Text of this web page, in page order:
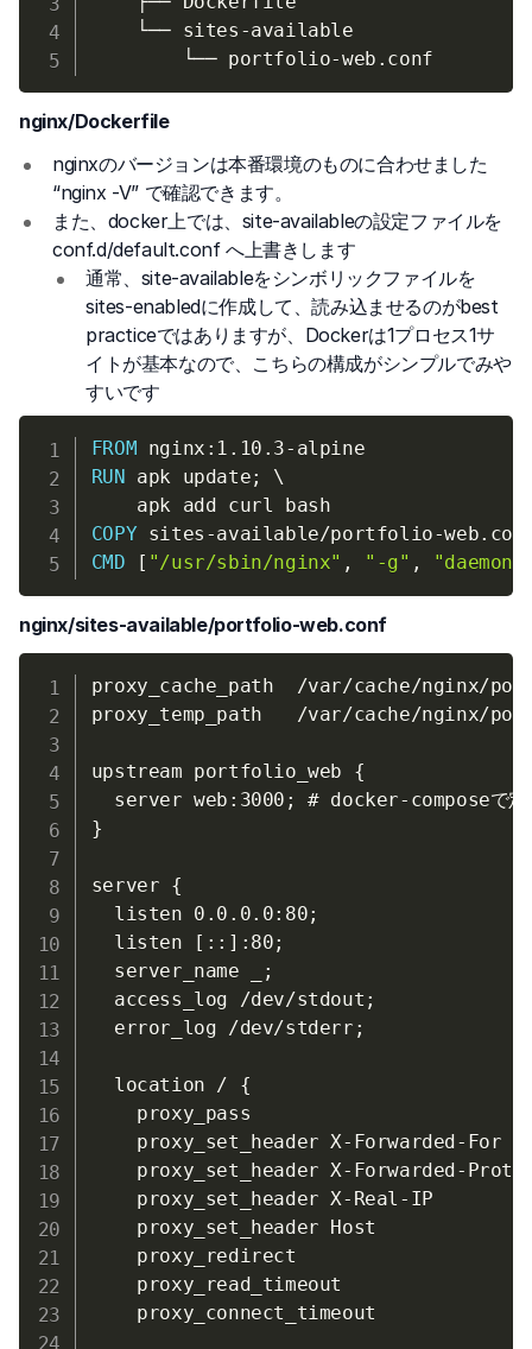
    └── sites-available
nginx/Dockerfile
nginxのバージョンは本番環境のものに合わせました
“nginx -V” で確認できます。
また、docker上では、site-availableの設定ファイルを
conf.d/default.conf へ上書きします
通常、site-availableをシンボリックファイルを
sites-enabledに作成して、読み込ませるのがbest
practiceではありますが、Dockerは1プロセス1サ
イトが基本なので、こちらの構成がシンプルでみや
すいです
FROM nginx:1.10.3-alpine
RUN apk update; \
    apk add curl bash
COPY sites-available/portfolio-
CMD [ "/usr/sbin/nginx" , "-g" ,
nginx/sites-available/portfolio-web.conf
proxy_cache_path  /var/cache/nginx/
proxy_temp_path   /var/cache/nginx/
upstream portfolio_web {
server web:3000; # docker-composeで定
}
server {
  listen 0.0.0.0:80;
  listen [::]:80;
  server_name _;
  access_log /dev/stdout;
  error_log /dev/stderr;
  location / {
proxy_pass
proxy_set_header X-Forwarded-For
proxy_set_header X-Forwarded-Proto
proxy_set_header X-Real-IP
proxy_set_header Host
proxy_redirect
proxy_read_timeout
proxy_connect_timeout